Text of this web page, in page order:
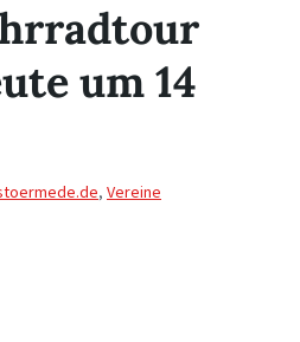
um 14
, Vereine